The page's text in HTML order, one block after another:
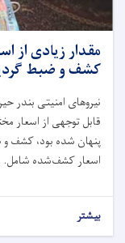
مقدار زیادی از
کشف و ضبط
نیروهای امنیتی بندر
قابل توجهی از اسعار
پنهان شده بود، کشف
اسعار کشف‌شده شامل.
بیشتر